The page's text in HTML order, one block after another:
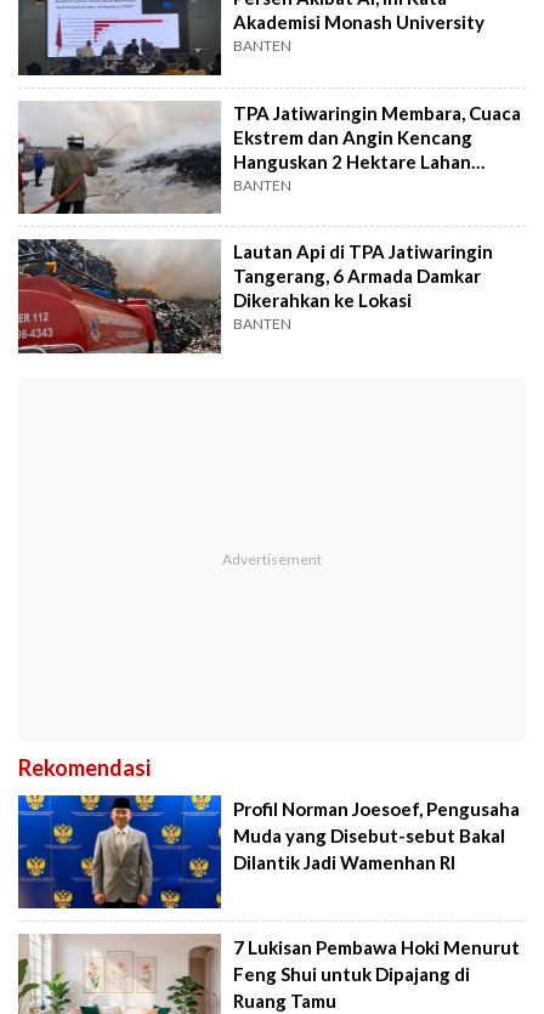
Akademisi Monash University
BANTEN
TPA Jatiwaringin Membara, Cuaca
Ekstrem dan Angin Kencang
Hanguskan 2 Hektare Lahan
Sampah
BANTEN
Lautan Api di TPA Jatiwaringin
Tangerang, 6 Armada Damkar
Dikerahkan ke Lokasi
BANTEN
Rekomendasi
Profil Norman Joesoef, Pengusaha
Muda yang Disebut-sebut Bakal
Dilantik Jadi Wamenhan RI
7 Lukisan Pembawa Hoki Menurut
Feng Shui untuk Dipajang di
Ruang Tamu